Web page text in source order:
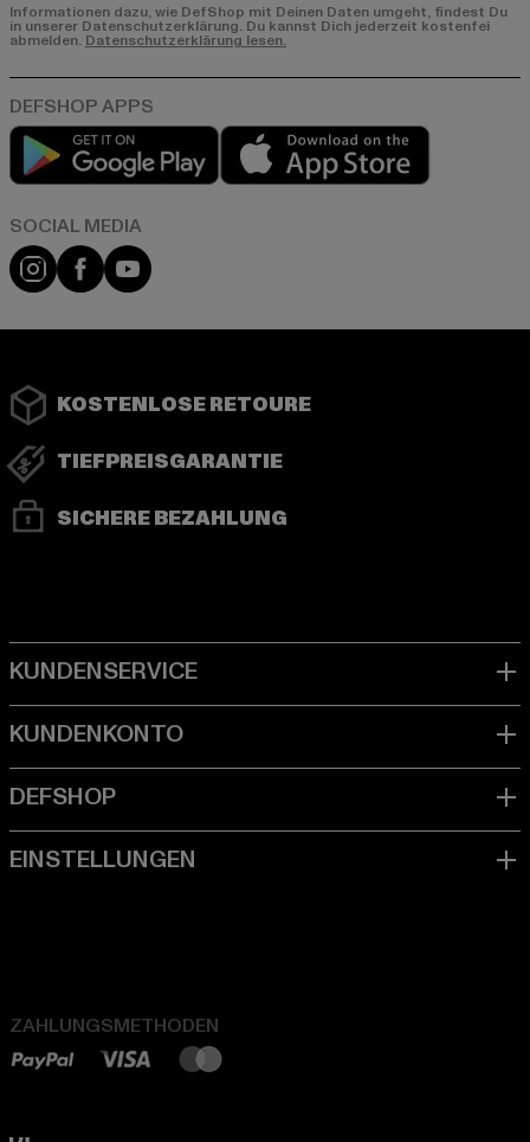
Informationen dazu, wie DefShop mit Deinen Daten umgeht, findest Du
in unserer Datenschutzerklärung. Du kannst Dich jederzeit kostenfei
abmelden. Datenschutzerklärung lesen.
Play market
Instagram
FacebookYouTube
KOSTENLOSE RETOURE
TIEFPREISGARANTIE
SICHERE BEZAHLUNG
ZAHLUNGSMETHODEN